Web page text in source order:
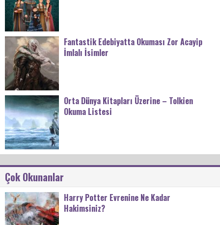
Fantastik Edebiyatta Okuması Zor Acayip
İmlalı İsimler
Orta Dünya Kitapları Üzerine – Tolkien
Okuma Listesi
Çok Okunanlar
Harry Potter Evrenine Ne Kadar
Hakimsiniz?